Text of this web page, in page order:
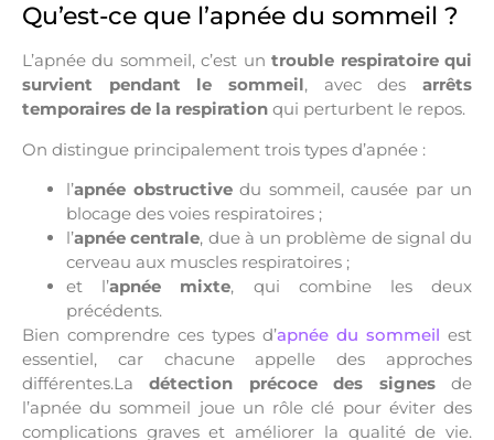
Qu’est-ce que l’apnée du sommeil ?
L’apnée du sommeil, c’est untrouble respiratoire qui
survient pendant le sommeil, avec des arrêts
temporaires de la respiration qui perturbent le repos.
On distingue principalement trois types d’apnée :
l’apnée obstructivedu sommeil, causée par un
blocage des voies respiratoires ;
l’apnée centrale, due à un problème de signal du
cerveau aux muscles respiratoires ;
et l’apnée mixte, qui combine les deux
précédents.
Bien comprendre ces types d’apnée du sommeil est
essentiel, car chacune appelle des approches
différentes.Ladétection précoce des signesde
l’apnée du sommeil joue un rôle clé pour éviter des
complications graves et améliorer la qualité de vie.